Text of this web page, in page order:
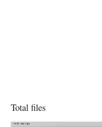
Total files